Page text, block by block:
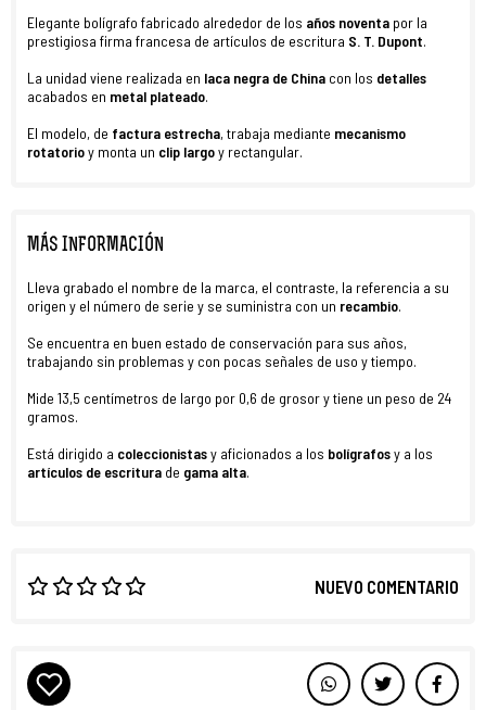
Elegante bolígrafo fabricado alrededor de los años noventa por la
prestigiosa firma francesa de artículos de escritura S. T. Dupont.
La unidad viene realizada en laca negra de China con los detalles
acabados en metal plateado.
El modelo, de factura estrecha, trabaja mediante mecanismo
rotatorioy monta un clip largoy rectangular.
MÁS INFORMACIÓN
Lleva grabado el nombre de la marca, el contraste, la referencia a su
origen y el número de serie y se suministra con un recambio.
Se encuentra en buen estado de conservación para sus años,
trabajando sin problemas y con pocas señales de uso y tiempo.
Mide 13,5 centímetros de largo por 0,6 de grosor y tiene un peso de 24
gramos.
Está dirigido a coleccionistasy aficionados a los bolígrafosy a los
artículos de escritura de gama alta.
NUEVO COMENTARIO